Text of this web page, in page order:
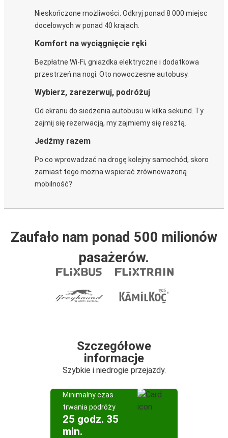
Nieskończone możliwości. Odkryj ponad 8 000 miejsc
docelowych w ponad 40 krajach.
Komfort na wyciągnięcie ręki
Bezpłatne Wi-Fi, gniazdka elektryczne i dodatkowa
przestrzeń na nogi. Oto nowoczesne autobusy.
Wybierz, zarezerwuj, podróżuj
Od ekranu do siedzenia autobusu w kilka sekund. Ty
zajmij się rezerwacją, my zajmiemy się resztą.
Jedźmy razem
Po co wprowadzać na drogę kolejny samochód, skoro
zamiast tego można wspierać zrównoważoną
mobilność?
Zaufało nam ponad 500 milionów
pasażerów.
Szczegółowe
informacje
Szybkie i niedrogie przejazdy.
Minimalny czas
trwania podróży
25 godz. 35
min.